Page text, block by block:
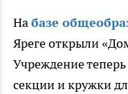
Набазе
Яреге открыли
Учреждение
секции и кружки